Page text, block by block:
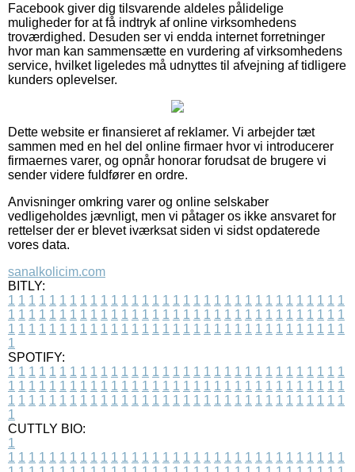
Facebook giver dig tilsvarende aldeles pålidelige
muligheder for at få indtryk af online virksomhedens
troværdighed. Desuden ser vi endda internet forretninger
hvor man kan sammensætte en vurdering af virksomhedens
service, hvilket ligeledes må udnyttes til afvejning af tidligere
kunders oplevelser.
Dette website er finansieret af reklamer. Vi arbejder tæt
sammen med en hel del online firmaer hvor vi introducerer
firmaernes varer, og opnår honorar forudsat de brugere vi
sender videre fuldfører en ordre.
Anvisninger omkring varer og online selskaber
vedligeholdes jævnligt, men vi påtager os ikke ansvaret for
rettelser der er blevet iværksat siden vi sidst opdaterede
vores data.
sanalkolicim.com
BITLY:
1 1 1 1 1 1 1 1 1 1 1 1 1 1 1 1 1 1 1 1 1 1 1 1 1 1 1 1 1 1 1 1 1
1 1 1 1 1 1 1 1 1 1 1 1 1 1 1 1 1 1 1 1 1 1 1 1 1 1 1 1 1 1 1 1 1
1 1 1 1 1 1 1 1 1 1 1 1 1 1 1 1 1 1 1 1 1 1 1 1 1 1 1 1 1 1 1 1 1
1
SPOTIFY:
1 1 1 1 1 1 1 1 1 1 1 1 1 1 1 1 1 1 1 1 1 1 1 1 1 1 1 1 1 1 1 1 1
1 1 1 1 1 1 1 1 1 1 1 1 1 1 1 1 1 1 1 1 1 1 1 1 1 1 1 1 1 1 1 1 1
1 1 1 1 1 1 1 1 1 1 1 1 1 1 1 1 1 1 1 1 1 1 1 1 1 1 1 1 1 1 1 1 1
1
CUTTLY BIO:
1
1 1 1 1 1 1 1 1 1 1 1 1 1 1 1 1 1 1 1 1 1 1 1 1 1 1 1 1 1 1 1 1 1